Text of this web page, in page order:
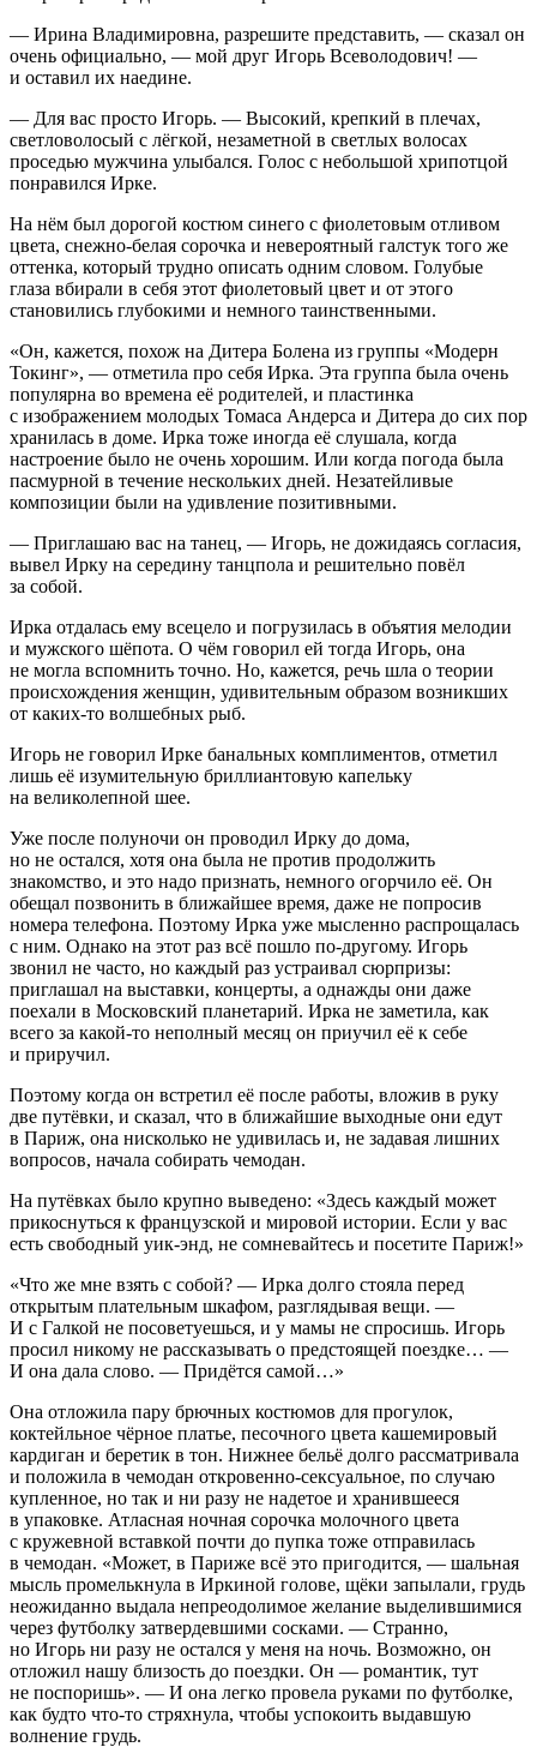
— Ирина Владимировна, разрешите представить, — сказал он
очень официально, — мой друг Игорь Всеволодович! —
и оставил их наедине.
— Для вас просто Игорь. — Высокий, крепкий в плечах,
светловолосый с лёгкой, незаметной в светлых волосах
проседью мужчина улыбался. Голос с небольшой хрипотцой
понравился Ирке.
На нём был дорогой костюм синего с фиолетовым отливом
цвета, снежно-белая сорочка и невероятный галстук того же
оттенка, который трудно описать одним словом. Голубые
глаза вбирали в себя этот фиолетовый цвет и от этого
становились глубокими и немного таинственными.
«Он, кажется, похож на Дитера Болена из группы «Модерн
Токинг», — отметила про себя Ирка. Эта группа была очень
популярна во времена её родителей, и пластинка
с изображением молодых Томаса Андерса и Дитера до сих пор
хранилась в доме. Ирка тоже иногда её слушала, когда
настроение было не очень хорошим. Или когда погода была
пасмурной в течение нескольких дней. Незатейливые
композиции были на удивление позитивными.
— Приглашаю вас на танец, — Игорь, не дожидаясь согласия,
вывел Ирку на середину танцпола и решительно повёл
за собой.
Ирка отдалась ему всецело и погрузилась в объятия мелодии
и мужского шёпота. О чём говорил ей тогда Игорь, она
не могла вспомнить точно. Но, кажется, речь шла о теории
происхождения женщин, удивительным образом возникших
от каких-то волшебных рыб.
Игорь не говорил Ирке банальных комплиментов, отметил
лишь её изумительную бриллиантовую капельку
на великолепной шее.
Уже после полуночи он проводил Ирку до дома,
но не остался, хотя она была не против продолжить
знакомство, и это надо признать, немного огорчило её. Он
обещал позвонить в ближайшее время, даже не попросив
номера телефона. Поэтому Ирка уже мысленно распрощалась
с ним. Однако на этот раз всё пошло по-другому. Игорь
звонил не часто, но каждый раз устраивал сюрпризы:
приглашал на выставки, концерты, а однажды они даже
поехали в Московский планетарий. Ирка не заметила, как
всего за какой-то неполный месяц он приучил её к себе
и приручил.
Поэтому когда он встретил её после работы, вложив в руку
две путёвки, и сказал, что в ближайшие выходные они едут
в Париж, она нисколько не удивилась и, не задавая лишних
вопросов, начала собирать чемодан.
На путёвках было крупно выведено: «Здесь каждый может
прикоснуться к французской и мировой истории. Если у вас
есть свободный уик-энд, не сомневайтесь и посетите Париж!»
«Что же мне взять с собой? — Ирка долго стояла перед
открытым плательным шкафом, разглядывая вещи. —
И с Галкой не посоветуешься, и у мамы не спросишь. Игорь
просил никому не рассказывать о предстоящей поездке… —
И она дала слово. — Придётся самой…»
Она отложила пару брючных костюмов для прогулок,
коктейльное чёрное платье, песочного цвета кашемировый
кардиган и беретик в тон. Нижнее бельё долго рассматривала
и положила в чемодан откровенно-сексуальное, по случаю
купленное, но так и ни разу не надетое и хранившееся
в упаковке. Атласная ночная сорочка молочного цвета
с кружевной вставкой почти до пупка тоже отправилась
в чемодан. «Может, в Париже всё это пригодится, — шальная
мысль промелькнула в Иркиной голове, щёки запылали, грудь
неожиданно выдала непреодолимое желание выделившимися
через футболку затвердевшими сосками. — Странно,
но Игорь ни разу не остался у меня на ночь. Возможно, он
отложил нашу близость до поездки. Он — романтик, тут
не поспоришь». — И она легко провела руками по футболке,
как будто что-то стряхнула, чтобы успокоить выдавшую
волнение грудь.